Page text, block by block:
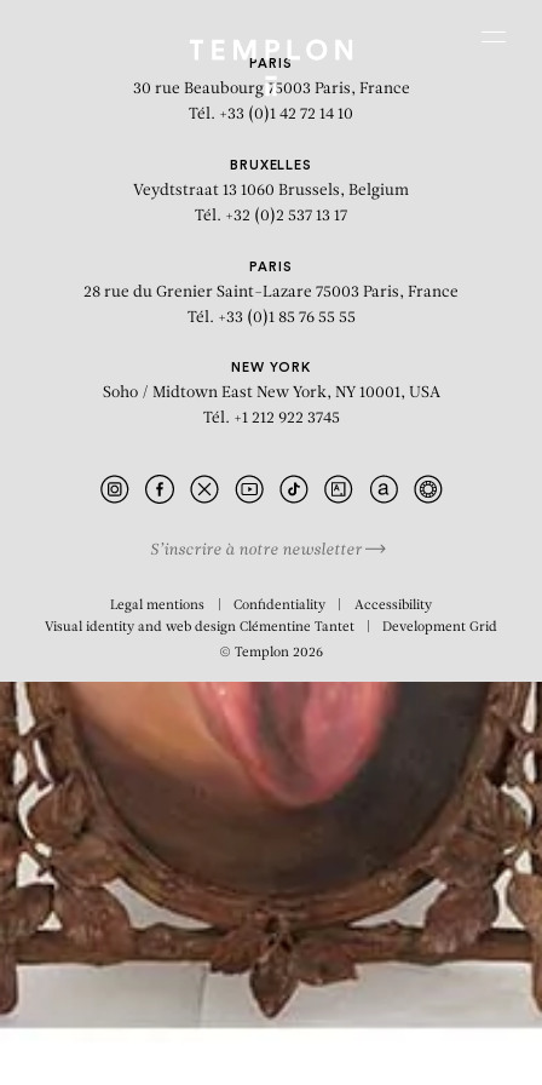
Black forest
PARIS
30 rue Beaubourg 75003 Paris, France
Tél. +33 (0)1 42 72 14 10
BRUXELLES
Veydtstraat 13 1060 Brussels, Belgium
Tél. +32 (0)2 537 13 17
PARIS
28 rue du Grenier Saint-Lazare 75003 Paris, France
Tél. +33 (0)1 85 76 55 55
NEW YORK
Soho / Midtown East New York, NY 10001, USA
Tél. +1 212 922 3745
S’inscrire à notre newsletter
Legal mentions Confidentiality
Accessibility
Visual identity and web design Clémentine Tantet DevelopmentGrid
© Templon 2026